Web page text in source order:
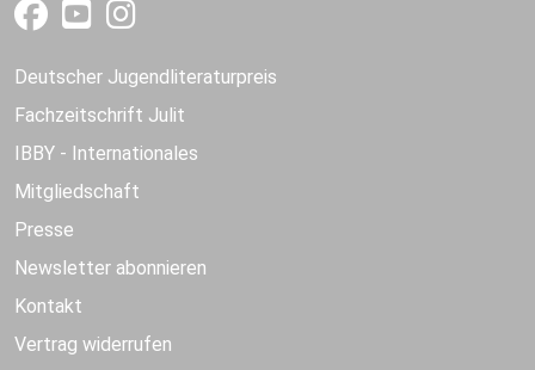
Deutscher Jugendliteraturpreis
Fachzeitschrift Julit
IBBY - Internationales
Mitgliedschaft
Presse
Newsletter abonnieren
Kontakt
Vertrag widerrufen